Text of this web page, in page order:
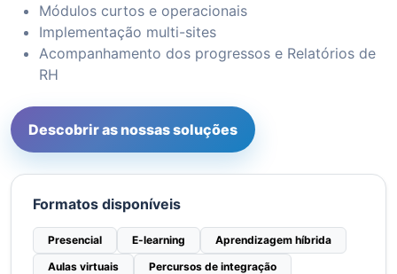
Módulos curtos e operacionais
Implementação multi-sites
Acompanhamento dos progressos e Relatórios de
RH
Descobrir as nossas soluções
Formatos disponíveis
Presencial E-learning
Aprendizagem híbrida
Aulas virtuais
Percursos de integração